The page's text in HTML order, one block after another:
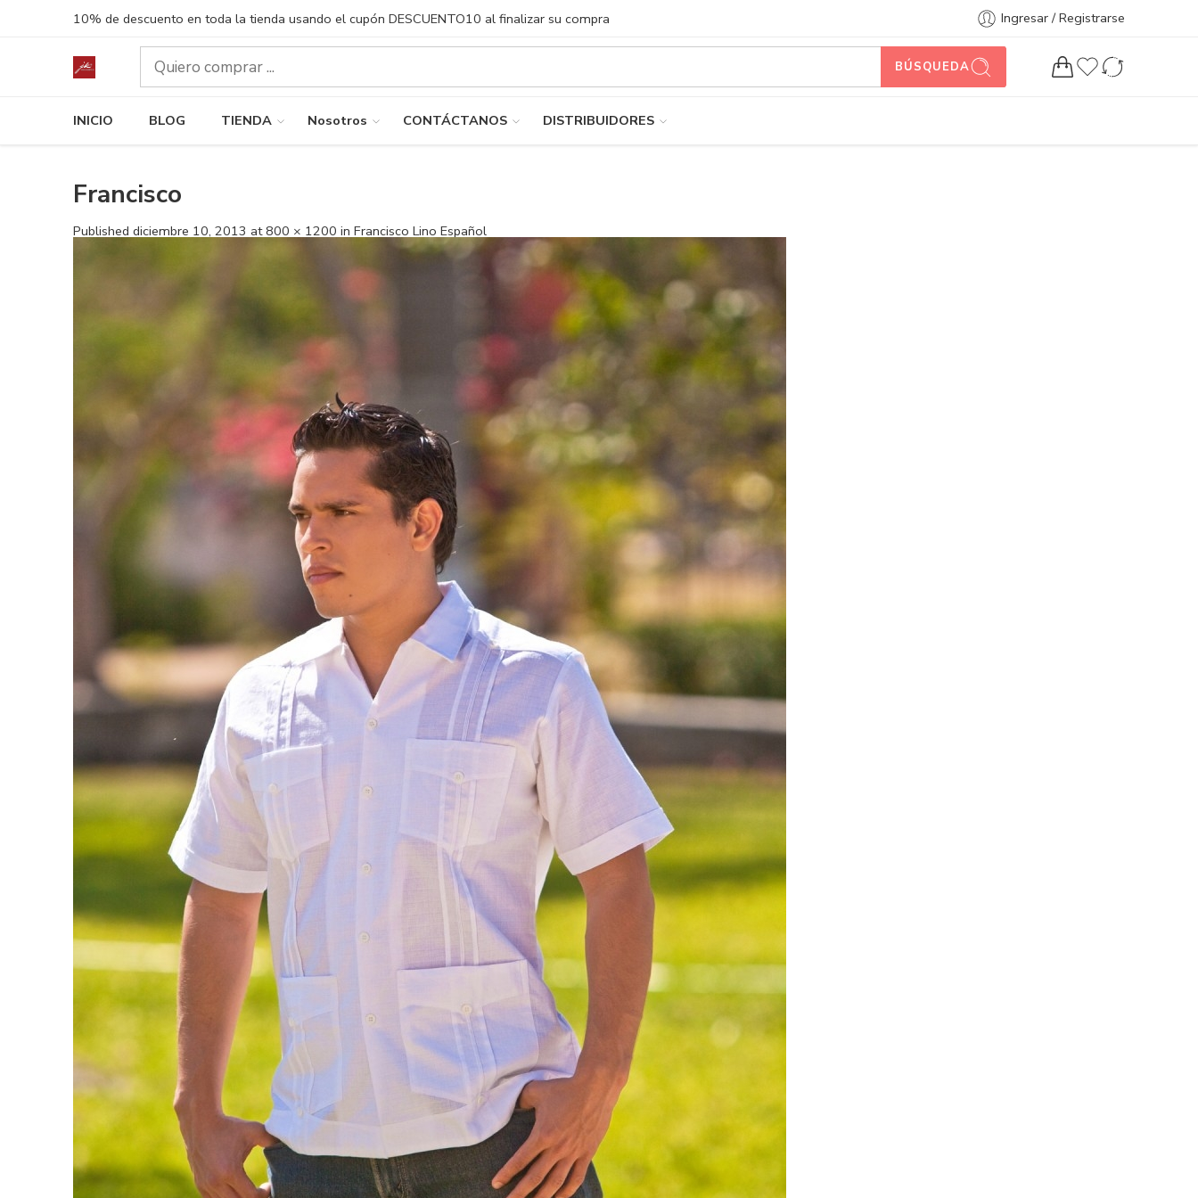
10% de descuento en toda la tienda usando el cupón DESCUENTO10 al finalizar su compra Ingresar / Registrarse
BÚSQUEDA
INICIO BLOG TIENDA Nosotros CONTÁCTANOS DISTRIBUIDORES
Francisco
Published diciembre 10, 2013 at800 × 1200 in Francisco Lino Español